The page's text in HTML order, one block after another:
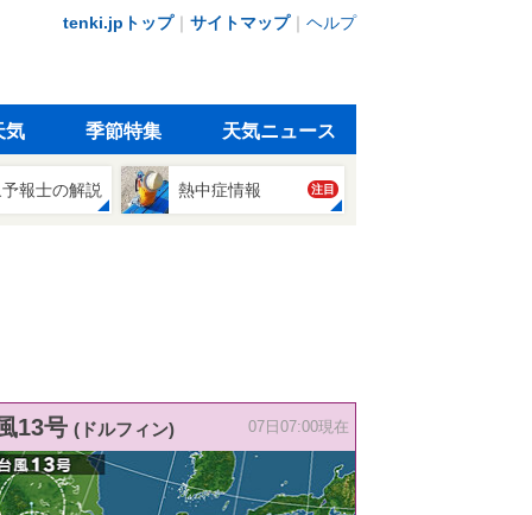
tenki.jpトップ｜ サイトマップ｜ ヘルプ
気 季節特集 天気ニュース
報士の解説 熱中症情報 注目
13号 (ドルフィン) 07日07:00現在